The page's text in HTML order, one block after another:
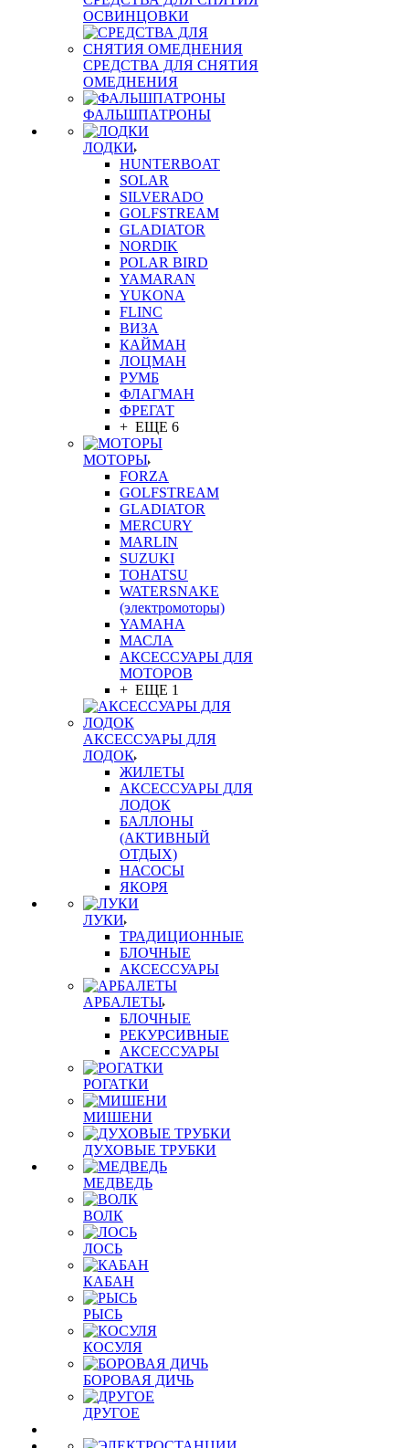
ОСВИНЦОВКИ
СРЕДСТВА ДЛЯ СНЯТИЯ
ОМЕДНЕНИЯ
ФАЛЬШПАТРОНЫ
ЛОДКИ
HUNTERBOAT
SOLAR
SILVERADO
GOLFSTREAM
GLADIATOR
NORDIK
POLAR BIRD
YAMARAN
YUKONA
FLINC
ВИЗА
КАЙМАН
ЛОЦМАН
РУМБ
ФЛАГМАН
ФРЕГАТ
+ ЕЩЕ 6
МОТОРЫ
FORZA
GOLFSTREAM
GLADIATOR
MERCURY
MARLIN
SUZUKI
TOHATSU
WATERSNAKE
(электромоторы)
YAMAHA
МАСЛА
АКСЕССУАРЫ ДЛЯ
МОТОРОВ
+ ЕЩЕ 1
АКСЕССУАРЫ ДЛЯ
ЛОДОК
ЖИЛЕТЫ
АКСЕССУАРЫ ДЛЯ
ЛОДОК
БАЛЛОНЫ
(АКТИВНЫЙ
ОТДЫХ)
НАСОСЫ
ЯКОРЯ
ЛУКИ
ТРАДИЦИОННЫЕ
БЛОЧНЫЕ
АКСЕССУАРЫ
АРБАЛЕТЫ
БЛОЧНЫЕ
РЕКУРСИВНЫЕ
АКСЕССУАРЫ
РОГАТКИ
МИШЕНИ
ДУХОВЫЕ ТРУБКИ
МЕДВЕДЬ
ВОЛК
ЛОСЬ
КАБАН
РЫСЬ
КОСУЛЯ
БОРОВАЯ ДИЧЬ
ДРУГОЕ